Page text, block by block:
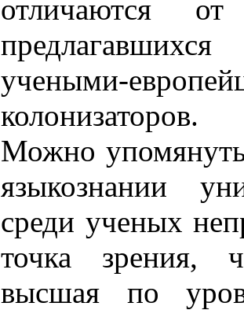
отличаются
учеными-
колонизаторов.
Можно
языкознании
среди ученых
точка зрения,
высшая по